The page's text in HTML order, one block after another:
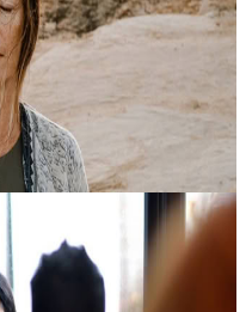
i workshop sono pensati per
tuo centro, aiutandoti a
e gioia interiore, Anan...
disponibili
di Forrest Yoga
e scopri le basi del Forrest